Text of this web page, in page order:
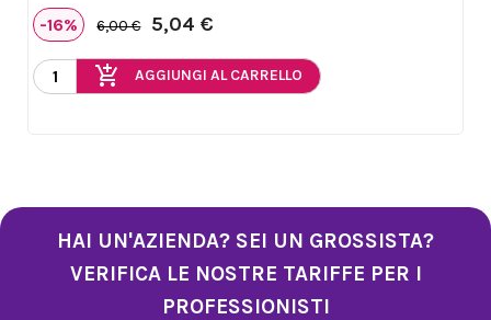
-16% 6,00 € 5,04 €
add_shopping_cart AGGIUNGI AL CARRELLO
HAI UN'AZIENDA? SEI UN GROSSISTA?
VERIFICA LE NOSTRE TARIFFE PER I
PROFESSIONISTI